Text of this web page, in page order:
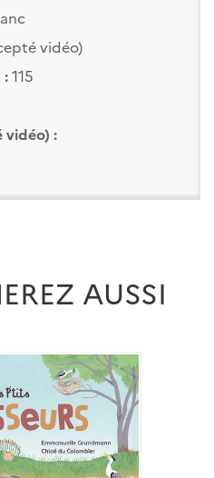
vidéo)
:115
vidéo) :
AUSSI